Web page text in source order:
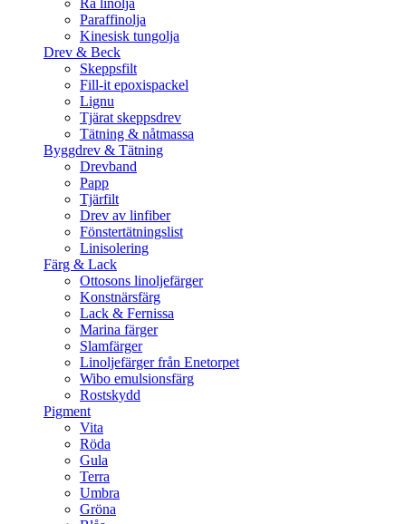
Rå linolja
Paraffinolja
Kinesisk tungolja
Drev & Beck
Skeppsfilt
Fill-it epoxispackel
Lignu
Tjärat skeppsdrev
Tätning & nåtmassa
Byggdrev & Tätning
Drevband
Papp
Tjärfilt
Drev av linfiber
Fönstertätningslist
Linisolering
Färg & Lack
Ottosons linoljefärger
Konstnärsfärg
Lack & Fernissa
Marina färger
Slamfärger
Linoljefärger från Enetorpet
Wibo emulsionsfärg
Rostskydd
Pigment
Vita
Röda
Gula
Terra
Umbra
Gröna